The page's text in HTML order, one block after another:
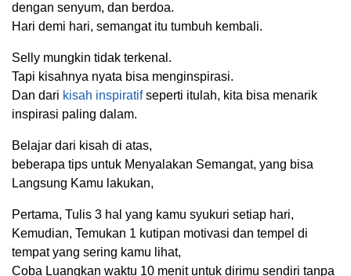
dengan senyum, dan berdoa.
Hari demi hari, semangat itu tumbuh kembali.
Selly mungkin tidak terkenal.
Tapi kisahnya nyata bisa menginspirasi.
Dan dari kisah inspiratifseperti itulah, kita bisa menarik
inspirasi paling dalam.
Belajar dari kisah di atas,
beberapa tips untuk Menyalakan Semangat, yang bisa
Langsung Kamu lakukan,
Pertama, Tulis 3 hal yang kamu syukuri setiap hari,
Kemudian, Temukan 1 kutipan motivasi dan tempel di
tempat yang sering kamu lihat,
Coba Luangkan waktu 10 menit untuk dirimu sendiri tanpa